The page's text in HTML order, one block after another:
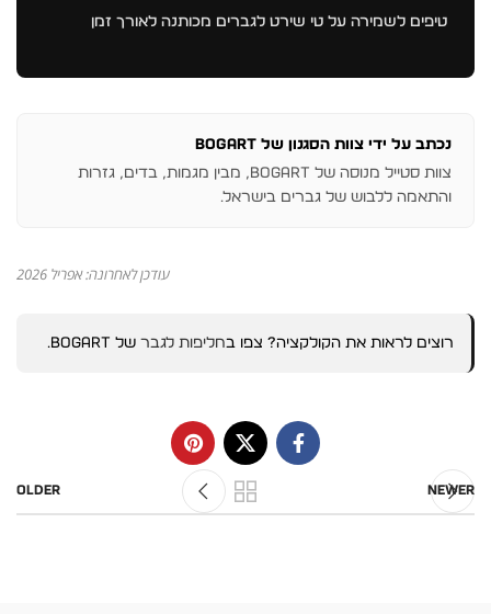
טיפים לשמירה על טי שירט לגברים מכותנה לאורך זמן
נכתב על ידי צוות הסגנון של BOGART
צוות סטייל מנוסה של BOGART, מבין מגמות, בדים, גזרות
והתאמה ללבוש של גברים בישראל.
עודכן לאחרונה: אפריל 2026
רוצים לראות את הקולקציה? צפו בחליפות לגבר של BOGART.
Newer
Older